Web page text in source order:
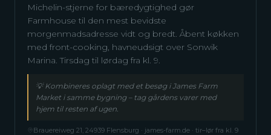
Michelin-stjerne for bæredygtighed gør
Farmhouse til den mest bevidste
morgenmadsadresse vidt og bredt. Åbent køkken
med front-cooking, havneudsigt over Sonwik
Marina. Tirsdag til lørdag fra kl. 9.
💡Kombineres oplagt med et besøg i James Farm
Market i samme bygning – tag gårdens varer med
hjem til resten af ugen.
Brauereiweg 21, 24939 Flensburg · james-farm.de · tir–lør fra kl. 9